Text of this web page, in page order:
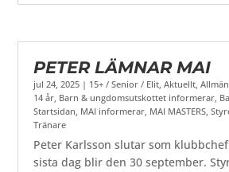
PETER LÄMNAR MAI
jul 24, 2025 | 15+ / Senior / Elit ,Aktuellt ,
14 år Barn & ungdomsutskottet informerar
Startsidan MAI informerar MAI MASTERS ,
Tränare
Peter Karlsson slutar som
sista dag blir den 30 september.